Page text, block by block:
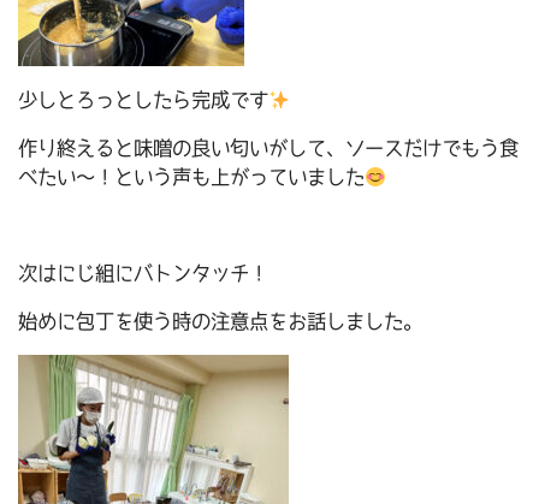
少しとろっとしたら完成です
作り終えると味噌の良い匂いがして、ソースだけでもう食
べたい～！という声も上がっていました
次はにじ組にバトンタッチ！
始めに包丁を使う時の注意点をお話しました。